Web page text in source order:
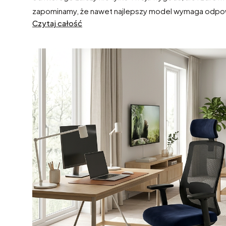
zapominamy, że nawet najlepszy model wymaga
przez lata. W tym artykule podpowiemy Ci, j
Czytaj całość